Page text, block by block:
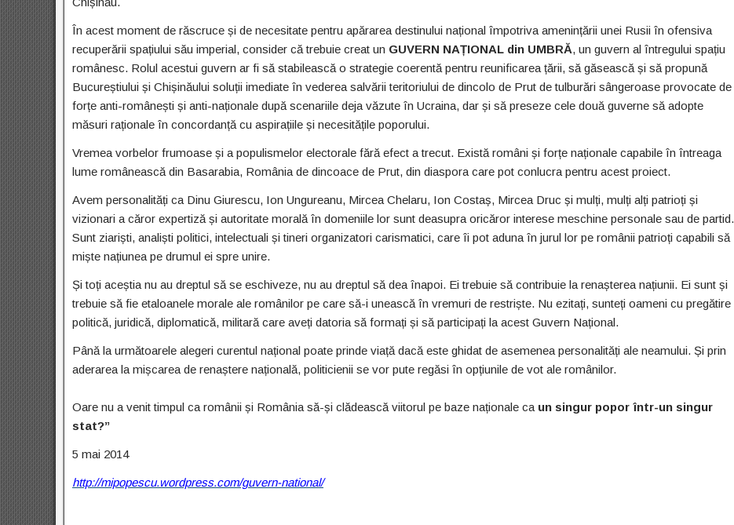
În acest moment de răscruce și de necesitate pentru apărarea destinului național împotriva amenințării unei Rusii în ofensiva
recuperării spațiului său imperial, consider că trebuie creat un GUVERN NAȚIONAL din UMBRĂ, un guvern al întregului spațiu
românesc. Rolul acestui guvern ar fi să stabilească o strategie coerentă pentru reunificarea țării, să găsească și să propună
Bucureștiului și Chișinăului soluții imediate în vederea salvării teritoriului de dincolo de Prut de tulburări sângeroase provocate de
forțe anti-românești și anti-naționale după scenariile deja văzute în Ucraina, dar și să preseze cele două guverne să adopte
măsuri raționale în concordanță cu aspirațiile și necesitățile poporului.
Vremea vorbelor frumoase și a populismelor electorale fără efect a trecut. Există români și forțe naționale capabile în întreaga
lume românească din Basarabia, România de dincoace de Prut, din diaspora care pot conlucra pentru acest proiect.
Avem personalități ca Dinu Giurescu, Ion Ungureanu, Mircea Chelaru, Ion Costaș, Mircea Druc și mulți, mulți alți patrioți și
vizionari a căror expertiză și autoritate morală în domeniile lor sunt deasupra oricăror interese meschine personale sau de partid.
Sunt ziariști, analiști politici, intelectuali și tineri organizatori carismatici, care îi pot aduna în jurul lor pe românii patrioți capabili să
miște națiunea pe drumul ei spre unire.
Și toți aceștia nu au dreptul să se eschiveze, nu au dreptul să dea înapoi. Ei trebuie să contribuie la renașterea națiunii. Ei sunt și
trebuie să fie etaloanele morale ale românilor pe care să-i unească în vremuri de restriște. Nu ezitați, sunteți oameni cu pregătire
politică, juridică, diplomatică, militară care aveți datoria să formați și să participați la acest Guvern Național.
Până la următoarele alegeri curentul național poate prinde viață dacă este ghidat de asemenea personalități ale neamului. Și prin
aderarea la mișcarea de renaștere națională, politicienii se vor pute regăsi în opțiunile de vot ale românilor.
Oare nu a venit timpul ca românii și România să-și clădească viitorul pe baze naționale ca un singur popor într-un singur
stat?”
5 mai 2014
http://mipopescu.wordpress.com/guvern-national/